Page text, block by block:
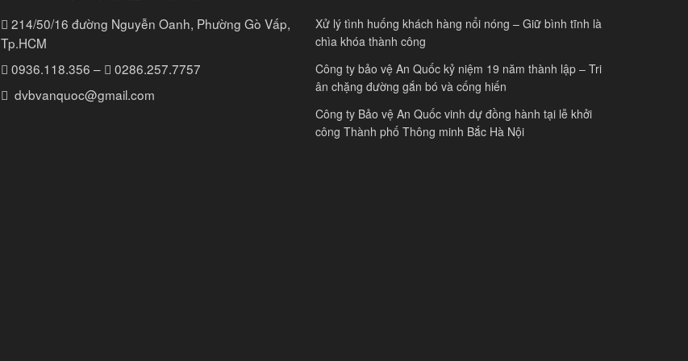
214/50/16 đường Nguyễn Oanh, Phường Gò Vấp,
Tp.HCM
0936.118.356 –
0286.257.7757
dvbvanquoc@gmail.com
Xử lý tình huống khách hàng nổi nóng – Giữ bình tĩnh là
chìa khóa thành công
Công ty bảo vệ An Quốc kỷ niệm 19 năm thành lập – Tri
ân chặng đường gắn bó và cống hiến
Công ty Bảo vệ An Quốc vinh dự đồng hành tại lễ khởi
công Thành phố Thông minh Bắc Hà Nội